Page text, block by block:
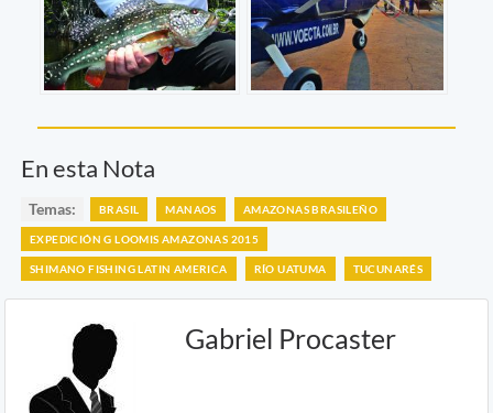
En esta Nota
Temas: BRASIL MANAOS AMAZONAS BRASILEÑO
EXPEDICIÓN G LOOMIS AMAZONAS 2015
SHIMANO FISHING LATIN AMERICA RÍO UATUMA TUCUNARÉS
Gabriel Procaster